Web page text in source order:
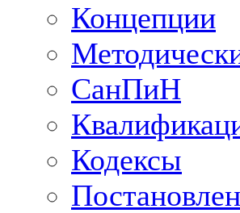
Концепции
СанПиН
Кодексы